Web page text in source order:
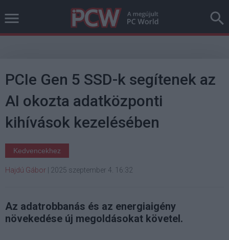
PCIe Gen 5 SSD-k segítenek az
AI okozta adatközponti
kihívások kezelésében
Kedvencekhez
Hajdú Gábor 2025 szeptember 4. 16:32
Az adatrobbanás és az energiaigény
növekedése új megoldásokat követel.